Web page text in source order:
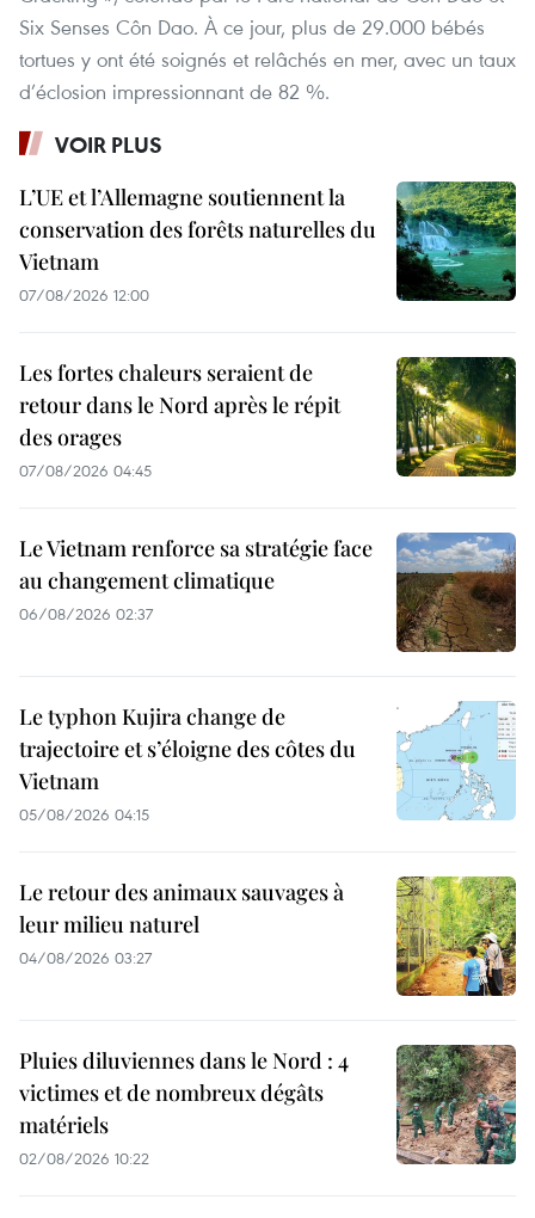
Six Senses Côn Dao. À ce jour, plus de 29.000 bébés
tortues y ont été soignés et relâchés en mer, avec un taux
d’éclosion impressionnant de 82 %.
VOIR PLUS
L’UE et l’Allemagne soutiennent la
conservation des forêts naturelles du
Vietnam
07/08/2026 12:00
Les fortes chaleurs seraient de
retour dans le Nord après le répit
des orages
07/08/2026 04:45
Le Vietnam renforce sa stratégie face
au changement climatique
06/08/2026 02:37
Le typhon Kujira change de
trajectoire et s’éloigne des côtes du
Vietnam
05/08/2026 04:15
Le retour des animaux sauvages à
leur milieu naturel
04/08/2026 03:27
Pluies diluviennes dans le Nord : 4
victimes et de nombreux dégâts
matériels
02/08/2026 10:22